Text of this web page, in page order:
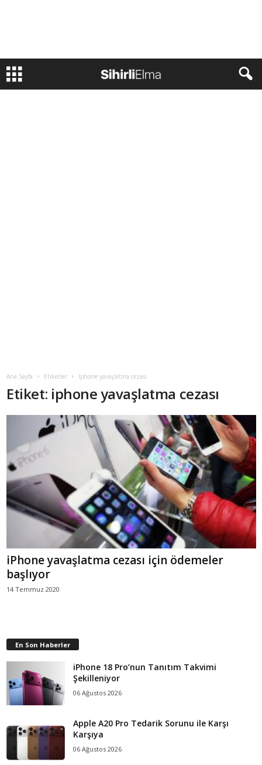
Ana Sayfa Etiketler Iphone yavaşlatma cezası
Etiket: iphone yavaşlatma cezası
iPhone yavaşlatma cezası için ödemeler
başlıyor
14 Temmuz 2020
En Son Haberler
iPhone 18 Pro’nun Tanıtım Takvimi
Şekilleniyor
06 Ağustos 2026
Apple A20 Pro Tedarik Sorunu ile Karşı
Karşıya
06 Ağustos 2026